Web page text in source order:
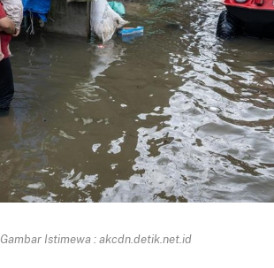
Gambar Istimewa : akcdn.detik.net.id